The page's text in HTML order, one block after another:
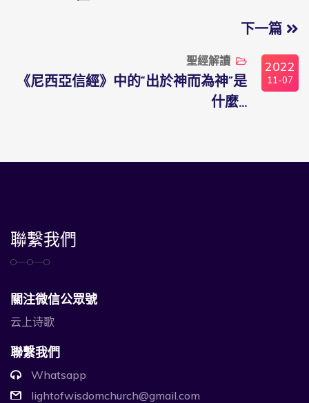
下一篇
2022
11-07
聖經解讀
《尼西亞信經》中的“出於神而為神”是
什麼...
聯繫我們
關注微信公眾號
云上诗歌
聯繫我們
Whatsapp
lightofwisdomchurch@gmail.com